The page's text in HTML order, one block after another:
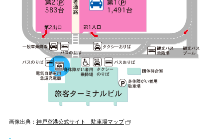
画像出典： 神戸空港公式サイト 駐車場マップ